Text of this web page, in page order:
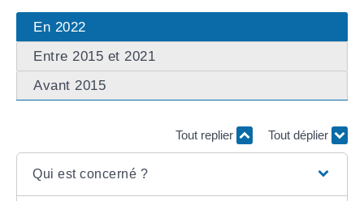
En 2022
Entre 2015 et 2021
Avant 2015
Tout replier Tout déplier
Qui est concerné ?